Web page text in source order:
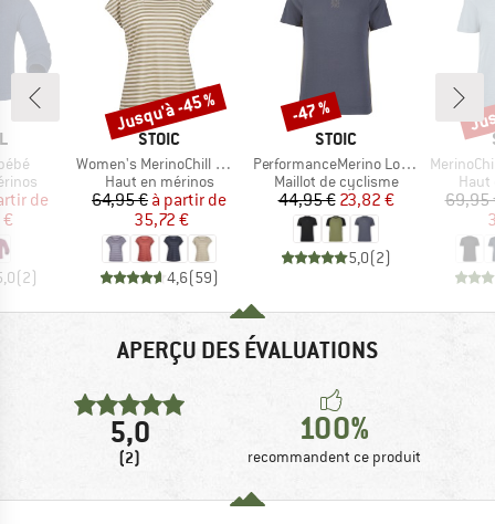
réduit
de
(2)
MARQUE
STOIC
Article
Women's MerinoChill MMXX. Göteborg Loose Tee St
Product group
Haut en mérinos
Prix
64,95 € Prix réduit
à partir de
35,72 €
4,6(59)
Remise
Jusqu'à -45 %
MARQUE
STOIC
Article
PerformanceMerino LofsdalenSt. MTB S/S
Product group
Maillot de cyclisme
Prix
44,95 €Prix réduit
23,82 €
5,0(2)
Remise
-47 %
Article
MerinoChill
Haut
69,95
APERÇU DES ÉVALUATIONS
5,0
(2)
100%
recommandent ce produit